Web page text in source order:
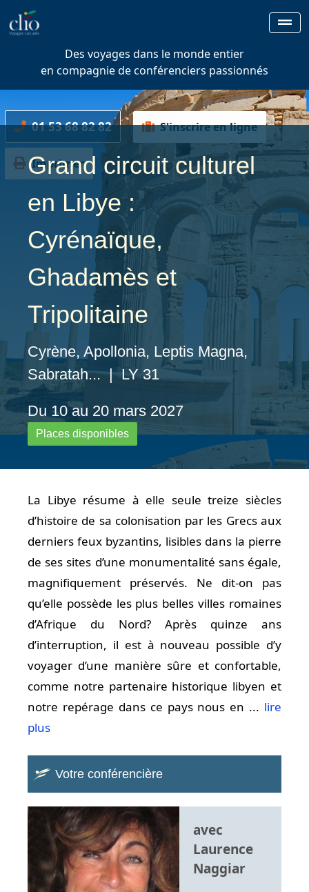
Des voyages dans le monde entier
en compagnie de conférenciers passionnés
01 53 68 82 82 S'inscrire en ligne
Imprimer
Grand circuit culturel
en Libye :
Cyrénaïque,
Ghadamès et
Tripolitaine
Cyrène, Apollonia, Leptis Magna,
Sabratah... | LY 31
Du 10 au 20 mars 2027
Places disponibles
La Libye résume à elle seule treize siècles
d’histoire de sa colonisation par les Grecs aux
derniers feux byzantins, lisibles dans la pierre
de ses sites d’une monumentalité sans égale,
magnifiquement préservés. Ne dit-on pas
qu’elle possède les plus belles villes romaines
d’Afrique du Nord? Après quinze ans
d’interruption, il est à nouveau possible d’y
voyager d’une manière sûre et confortable,
comme notre partenaire historique libyen et
notre repérage dans ce pays nous en ... lire
plus
Votre conférencière
avec
Laurence
Naggiar